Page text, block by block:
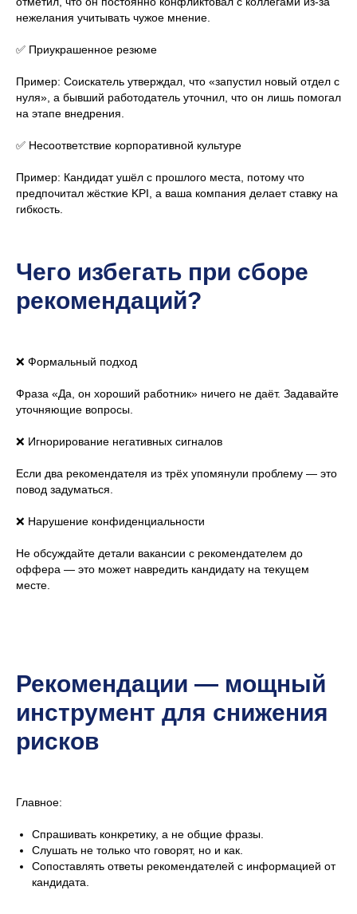
нежелания учитывать чужое мнение.
✅ Приукрашенное резюме
Пример: Соискатель утверждал, что «запустил новый отдел с
нуля», а бывший работодатель уточнил, что он лишь помогал
на этапе внедрения.
✅ Несоответствие корпоративной культуре
Пример: Кандидат ушёл с прошлого места, потому что
предпочитал жёсткие KPI, а ваша компания делает ставку на
гибкость.
Чего избегать при сборе
рекомендаций?
❌ Формальный подход
Фраза «Да, он хороший работник» ничего не даёт. Задавайте
уточняющие вопросы.
❌ Игнорирование негативных сигналов
Если два рекомендателя из трёх упомянули проблему — это
повод задуматься.
❌ Нарушение конфиденциальности
Не обсуждайте детали вакансии с рекомендателем до
оффера — это может навредить кандидату на текущем
месте.
Рекомендации — мощный
инструмент для снижения
рисков
Главное:
Спрашивать конкретику, а не общие фразы.
Слушать не только что говорят, но и как.
Сопоставлять ответы рекомендателей с информацией от
кандидата.
Изучить тему глубже